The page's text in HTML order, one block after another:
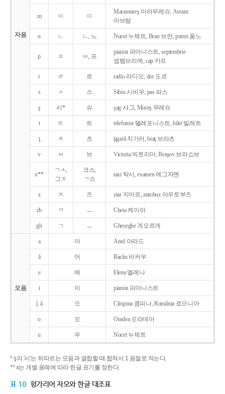
자음
m ㅁ ㅁ
Maramureş 마라무레슈, Avram
아브람
n ㄴ ㄴ, 느 Nucet 누체트, Bran 브란, pumn 품느
p ㅍ ㅂ, 프
pianist 피아니스트, septembrie
셉템브리에, cap 카프
r ㄹ 르 radio 라디오, dor 도르
s ㅅ 스 Sibiu 시비우, pas 파스
ş 시* 슈 şag 샤그, Mureş 무레슈
t ㅌ 트 telefonist 텔레포니스트, bilet 빌레트
ţ ㅊ 츠 ţigarǎ 치가러, braţ 브라츠
v ㅂ 브 Victoria 빅토리아, Braşov 브라쇼브
x**
ㄱㅅ,
그ㅈ
크스,
ㄱ스
taxi 탁시, examen 에그자멘
z ㅈ 즈 ziar 지아르, autobuz 아우토부즈
ch ㅋ ㅡ Cheia 케이아
gh ㄱ ㅡ Gheorghe 게오르게
모음
a 아 Arad 아라드
ǎ 어 Bacǎu 바커우
e 에 Elena 엘레나
i 이 pianist 피아니스트
î, â 으 Cîmpina 큼피나, România 로므니아
o 오 Oradea 오라데아
u 우 Nucet 누체트
* ş의 '시'는 뒤따르는 모음과 결합할 때 합쳐서 1 음절로 적는다.
** x는 개별 용례에 따라 한글 표기를 정한다.
표 10 헝가리어 자모와 한글 대조표